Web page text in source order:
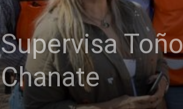
Supervisa
Chanate